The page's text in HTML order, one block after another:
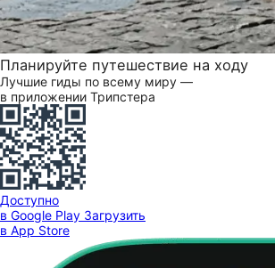
Планируйте путешествие на ходу
Лучшие гиды по всему миру —
в приложении Трипстера
Доступно
в Google Play Загрузить
в App Store